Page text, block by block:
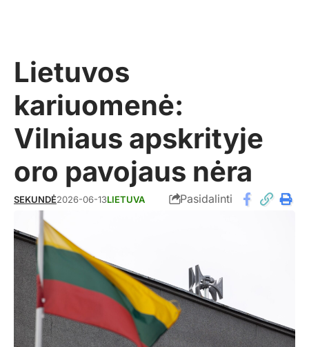
Lietuvos
kariuomenė:
Vilniaus apskrityje
oro pavojaus nėra
SEKUNDĖ2026-06-13LIETUVA Pasidalinti